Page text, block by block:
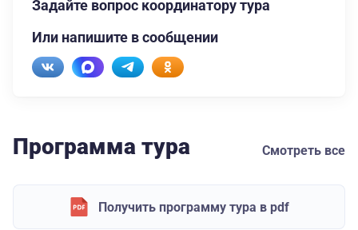
Задайте вопрос координатору тура
Или напишите в сообщении
Программа тура Смотреть все
Получить программу тура в pdf